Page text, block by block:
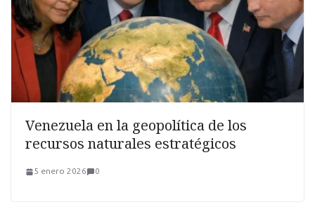
Venezuela en la geopolítica de los
recursos naturales estratégicos
5 enero 2026 0